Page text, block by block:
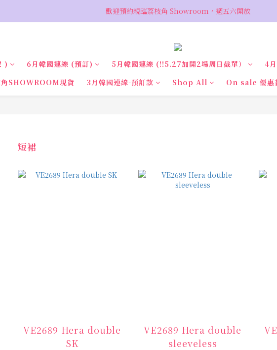
VIP 輸入優惠代碼『VIPSALE』可享折上折優惠，低至78折
歡迎預約親臨荔枝角 Showroom，週五六開放
) 6月韓國連線 (預訂) 5月韓國連線 (‼️5.27加開2場周日截單） 4
SHOWROOM現貨 3月韓國連線-預訂款 Shop All On sale 優惠
短裙
VE2689 Hera double
SK
VE2689 Hera double
sleeveless